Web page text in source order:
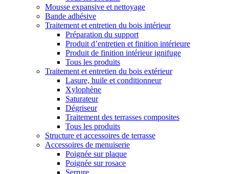
Mousse expansive et nettoyage
Bande adhésive
Traitement et entretien du bois intérieur
Préparation du support
Produit d’entretien et finition intérieure
Produit de finition intérieur ignifuge
Tous les produits
Traitement et entretien du bois extérieur
Lasure, huile et conditionneur
Xylophène
Saturateur
Dégriseur
Traitement des terrasses composites
Tous les produits
Structure et accessoires de terrasse
Accessoires de menuiserie
Poignée sur plaque
Poignée sur rosace